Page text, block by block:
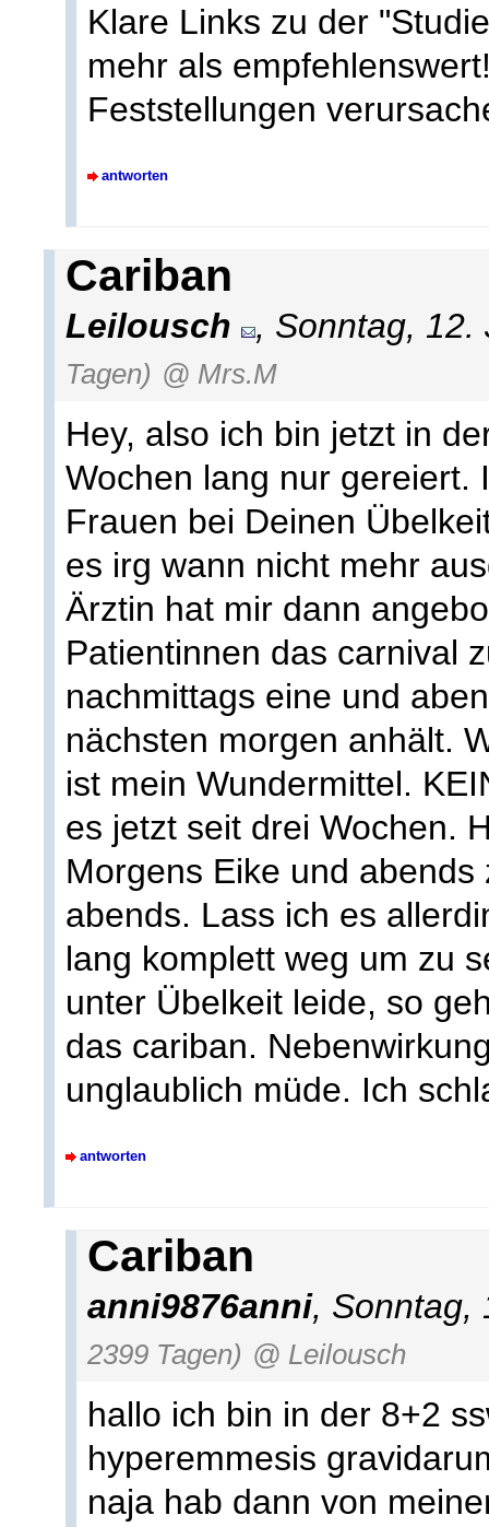
Klare Links zu der
mehr als
Feststellungen
antworten
Cariban
Leilousch , Sonntag,
Tagen) @ Mrs.M
Hey, also ich bin jetzt in
Wochen lang nur gereiert.
Frauen bei Deinen
es irg wann nicht mehr
Ärztin hat mir dann
Patientinnen das carnival
nachmittags eine und
nächsten morgen anhält.
ist mein Wundermittel.
es jetzt seit drei Wochen.
Morgens Eike und
abends. Lass ich es
lang komplett weg um zu
unter Übelkeit leide, so
das cariban.
unglaublich müde. Ich
antworten
Cariban
anni9876anni, Sonntag,
2399 Tagen) @ Leilousch
hallo ich bin in der 8+2
hyperemmesis
naja hab dann von